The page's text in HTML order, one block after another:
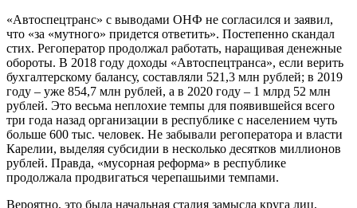
«Автоспецтранс» с выводами ОНФ не согласился и заявил,
что «за «мутного» придется ответить». Постепенно скандал
стих. Регоператор продолжал работать, наращивая денежные
обороты. В 2018 году доходы «Автоспецтранса», если верить
бухгалтерскому балансу, составляли 521,3 млн рублей; в 2019
году – уже 854,7 млн рублей, а в 2020 году – 1 млрд 52 млн
рублей. Это весьма неплохие темпы для появившейся всего
три года назад организации в республике с населением чуть
больше 600 тыс. человек. Не забывали регоператора и власти
Карелии, выделяя субсидии в несколько десятков миллионов
рублей. Правда, «мусорная реформа» в республике
продолжала продвигаться черепашьими темпами.
Вероятно, это была начальная стадия замысла круга лиц,